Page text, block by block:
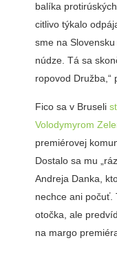
balíka
citlivo týkalo
sme na
núdze. Tá sa
ropovod Družba,“
Fico sa v Bruseli
Volodymyrom
premiérovej
Dostalo sa mu
Andreja Danka,
nechce ani počuť.
otočka, ale
na margo